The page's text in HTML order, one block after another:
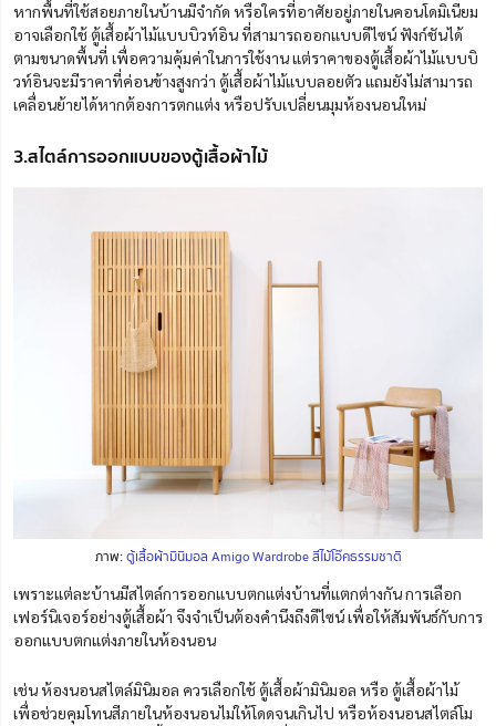
หากพื้นที่ใช้สอยภายในบ้านมีจำกัด หรือใครที่อาศัยอยู่ภายในคอนโดมิเนียม
อาจเลือกใช้ ตู้เสื้อผ้าไม้แบบบิวท์อิน ที่สามารถออกแบบดีไซน์ ฟังก์ชันได้
ตามขนาดพื้นที่ เพื่อความคุ้มค่าในการใช้งาน แต่ราคาของตู้เสื้อผ้าไม้แบบบิ
วท์อินจะมีราคาที่ค่อนข้างสูงกว่า ตู้เสื้อผ้าไม้แบบลอยตัว แถมยังไม่สามารถ
เคลื่อนย้ายได้หากต้องการตกแต่ง หรือปรับเปลี่ยนมุมห้องนอนใหม่
3.สไตล์การออกแบบของตู้เสื้อผ้าไม้
ภาพ:ตู้เสื้อผ้ามินิมอล Amigo Wardrobe สีไม้โอ๊คธรรมชาติ
เพราะแต่ละบ้านมีสไตล์การออกแบบตกแต่งบ้านที่แตกต่างกัน การเลือก
เฟอร์นิเจอร์อย่างตู้เสื้อผ้า จึงจำเป็นต้องคำนึงถึงดีไซน์ เพื่อให้สัมพันธ์กับการ
ออกแบบตกแต่งภายในห้องนอน
เช่น ห้องนอนสไตล์มินิมอล ควรเลือกใช้ ตู้เสื้อผ้ามินิมอล หรือ ตู้เสื้อผ้าไม้
เพื่อช่วยคุมโทนสีภายในห้องนอนไม่ให้โดดจนเกินไป หรือห้องนอนสไตล์โม